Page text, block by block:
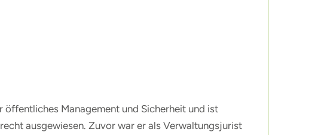
Management und Sicherheit und ist
ausgewiesen. Zuvor war er als Verwaltungsjurist